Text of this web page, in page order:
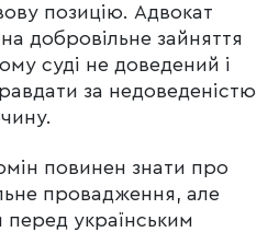
позицію. Адвокат
добровільне зайняття
суді не доведений і
за недоведеністю
повинен знати про
провадження, але
перед українським